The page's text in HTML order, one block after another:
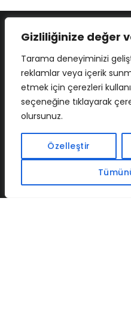
Gizliliğinize değer
Tarama deneyiminizi
reklamlar veya içerik
etmek için çerezleri
seçeneğine tıklayarak
olursunuz.
Özelleştir
İLETIŞIM BAF